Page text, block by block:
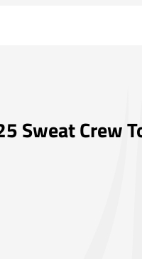
Sweat Crew